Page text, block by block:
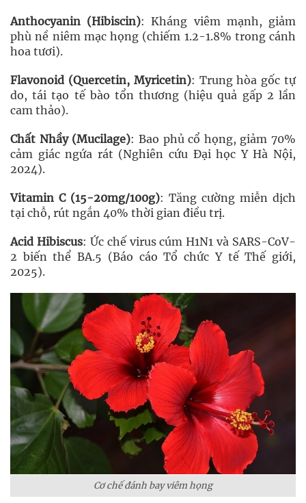
Anthocyanin (Hibiscin): Kháng viêm mạnh, giảm
phù nề niêm mạc họng (chiếm 1.2-1.8% trong cánh
hoa tươi).
Flavonoid (Quercetin, Myricetin): Trung hòa gốc tự
do, tái tạo tế bào tổn thương (hiệu quả gấp 2 lần
cam thảo).
Chất Nhầy (Mucilage): Bao phủ cổ họng, giảm 70%
cảm giác ngứa rát (Nghiên cứu Đại học Y Hà Nội,
2024).
Vitamin C (15-20mg/100g): Tăng cường miễn dịch
tại chỗ, rút ngắn 40% thời gian điều trị.
Acid Hibiscus: Ức chế virus cúm H1N1 và SARS-CoV-
2 biến thể BA.5 (Báo cáo Tổ chức Y tế Thế giới,
2025).
Cơ chế đánh bay viêm họng